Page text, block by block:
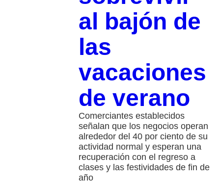
al bajón de
las
vacaciones
de verano
Comerciantes establecidos
señalan que los negocios operan
alrededor del 40 por ciento de su
actividad normal y esperan una
recuperación con el regreso a
clases y las festividades de fin de
año